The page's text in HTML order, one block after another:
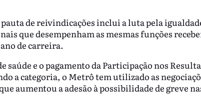
de reivindicações inclui a luta pela
que desempenham as mesmas funções
de carreira.
saúde e o pagamento da Participação nos
a categoria, o Metrô tem utilizado as
aumentou a adesão à possibilidade de greve